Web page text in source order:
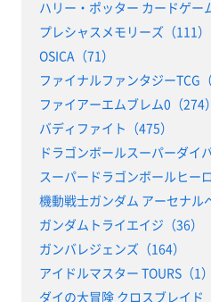
ハリー・ポッター カードゲー
プレシャスメモリーズ（111）
OSICA（71）
ファイナルファンタジーTCG（
ファイアーエムブレム0（274）
バディファイト（475）
ドラゴンボールスーパーダイ
スーパードラゴンボールヒー
機動戦士ガンダム アーセナル
ガンダムトライエイジ（36）
ガンバレジェンズ（164）
アイドルマスター TOURS（1）
ダイの大冒険 クロスブレイド